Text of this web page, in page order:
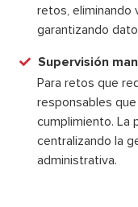
retos, eliminando
garantizando
Supervisión
Para retos que
responsables
cumplimiento. La
centralizando la
administrativa.